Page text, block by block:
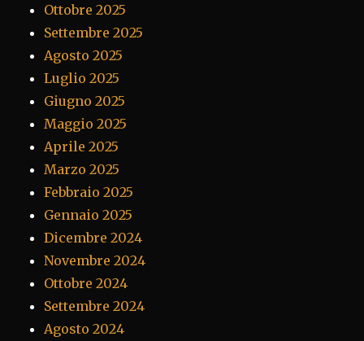
Ottobre 2025
Settembre 2025
Agosto 2025
Luglio 2025
Giugno 2025
Maggio 2025
Aprile 2025
Marzo 2025
Febbraio 2025
Gennaio 2025
Dicembre 2024
Novembre 2024
Ottobre 2024
Settembre 2024
Agosto 2024